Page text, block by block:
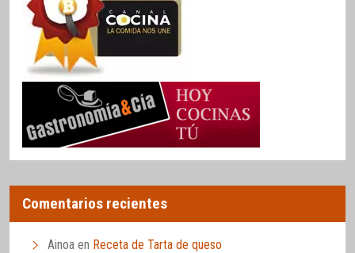
Comentarios recientes
Ainoa en Receta de Tarta de queso